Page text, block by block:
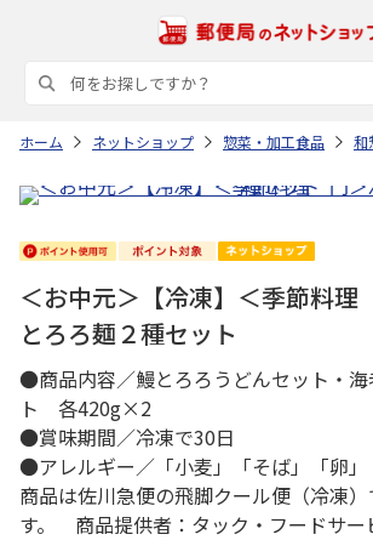
ホーム ネットショップ 惣菜・加工食品 和
＜お中元＞【冷凍】＜季節料
とろろ麺２種セット
●商品内容／鰻とろろうどんセット・海
ト 各420g×2
●賞味期間／冷凍で30日
●アレルギー／「小麦」「そば」「卵
商品は佐川急便の飛脚クール便（冷凍
す。 商品提供者：タック・フードサー